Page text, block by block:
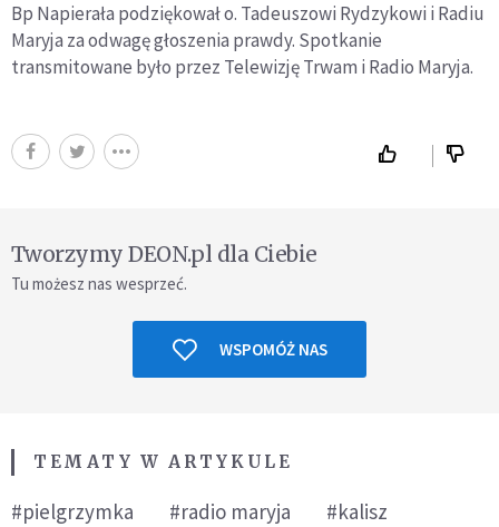
Bp Napierała podziękował o. Tadeuszowi Rydzykowi i Radiu
Maryja za odwagę głoszenia prawdy. Spotkanie
transmitowane było przez Telewizję Trwam i Radio Maryja.
Tworzymy DEON.pl dla Ciebie
Tu możesz nas wesprzeć.
WSPOMÓŻ NAS
TEMATY W ARTYKULE
#pielgrzymka #radio maryja #kalisz